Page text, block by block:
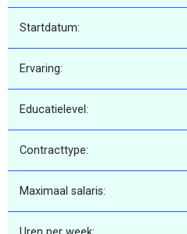
Startdatum:
Ervaring:
Educatielevel:
Contracttype:
Maximaal salaris: